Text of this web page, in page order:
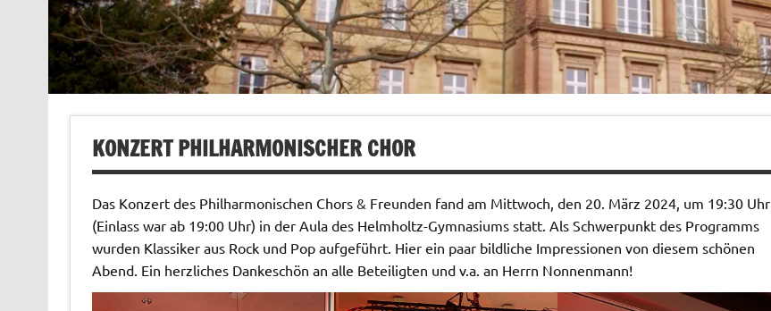
KONZERT PHILHARMONISCHER CHOR
Das Konzert des Philharmonischen Chors & Freunden fand am Mittwoch, den 20. März 2024, um 19:30 Uhr
(Einlass war ab 19:00 Uhr) in der Aula des Helmholtz-Gymnasiums statt. Als Schwerpunkt des Programms
wurden Klassiker aus Rock und Pop aufgeführt. Hier ein paar bildliche Impressionen von diesem schönen
Abend. Ein herzliches Dankeschön an alle Beteiligten und v.a. an Herrn Nonnenmann!